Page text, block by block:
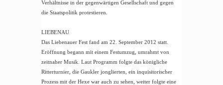
Verhältnisse in der gegenwärtigen Gesellschaft und gegen
die Staatspolitik protestieren.
LIEBENAU
Das Liebenauer Fest fand am 22. September 2012 statt.
Eröffnung begann mit einem Festumzug, umrahmt von
zeitnaher Musik. Laut Programm folgte das königliche
Ritterturnier, die Gaukler jonglierten, ein inquisitorischer
Prozess mit der Hexe war auch zu sehen, weiter folgte eine